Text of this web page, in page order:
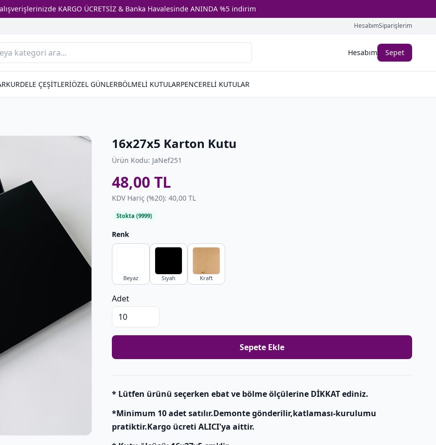
KARGO ÜCRETSİZ & Banka Havalesinde ANINDA %5 indirim
HesabımSiparişlerim
Hesabım Sepet
KURDELE ÇEŞİTLERİÖZEL GÜNLERBÖLMELİ KUTULARPENCERELİ KUTULAR
16x27x5 Karton Kutu
Ürün Kodu: JaNef251
48,00 TL
KDV Hariç (%20): 40,00 TL
Stokta (9999)
Renk
Beyaz Siyah Kraft
Adet
Sepete Ekle
* Lütfen ürünü seçerken ebat ve bölme ölçülerine DİKKAT ediniz.
*Minimum 10 adet satılır.Demonte gönderilir,katlaması-kurulumu
pratiktir.Kargo ücreti ALICI'ya aittir.